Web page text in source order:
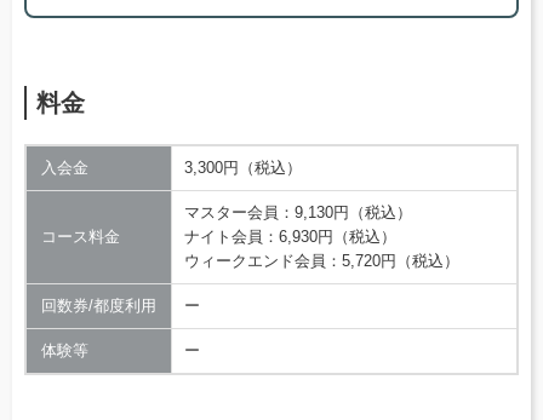
料金
入会金 3,300円（税込）
コース料金
マスター会員：9,130円（税込）
ナイト会員：6,930円（税込）
ウィークエンド会員：5,720円（税込）
回数券/都度利用 ー
体験等 ー